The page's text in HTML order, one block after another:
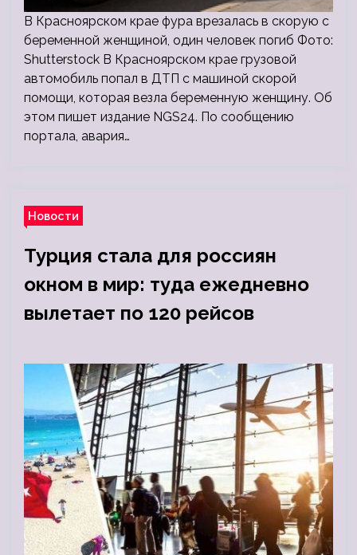
В Красноярском крае фура врезалась в скорую с
беременной женщиной, один человек погиб Фото:
Shutterstock В Красноярском крае грузовой
автомобиль попал в ДТП с машиной скорой
помощи, которая везла беременную женщину. Об
этом пишет издание NGS24. По сообщению
портала, авария…
Новости
Турция стала для россиян
окном в мир: туда ежедневно
вылетает по 120 рейсов